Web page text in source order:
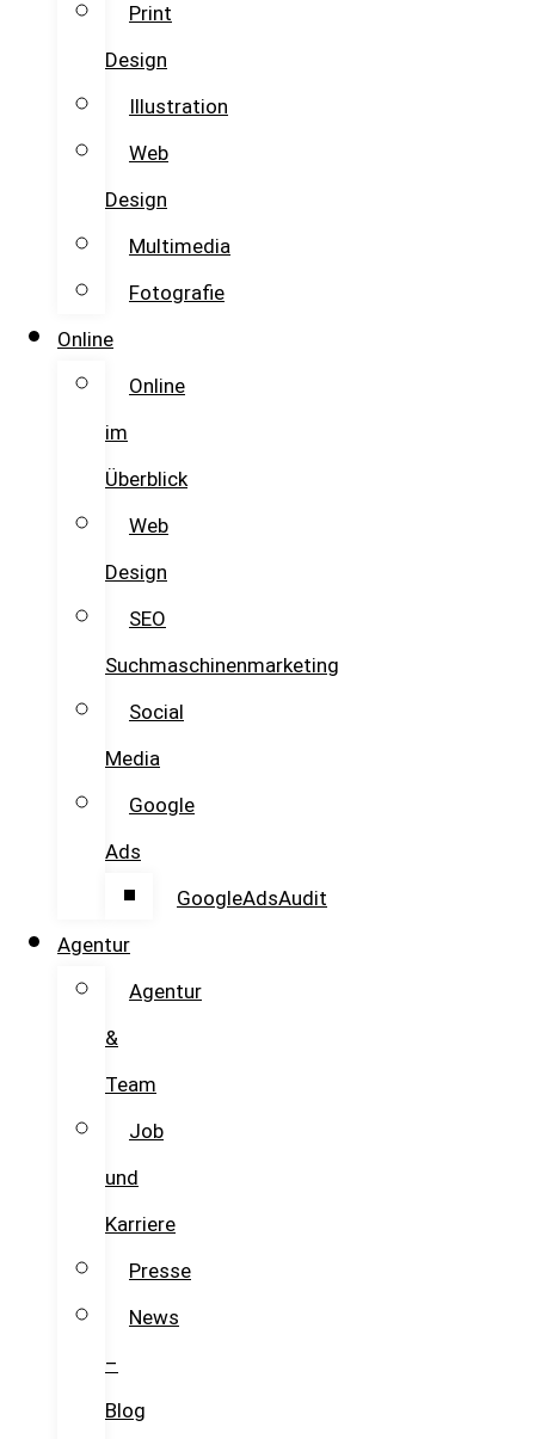
Print
Design
Illustration
Web
Design
Multimedia
Fotografie
Online
Online
im
Überblick
Web
Design
SEO
Suchmaschinenmarketing
Social
Media
Google
Ads
GoogleAdsAudit
Agentur
Agentur
&
Team
Job
und
Karriere
Presse
News
–
Blog